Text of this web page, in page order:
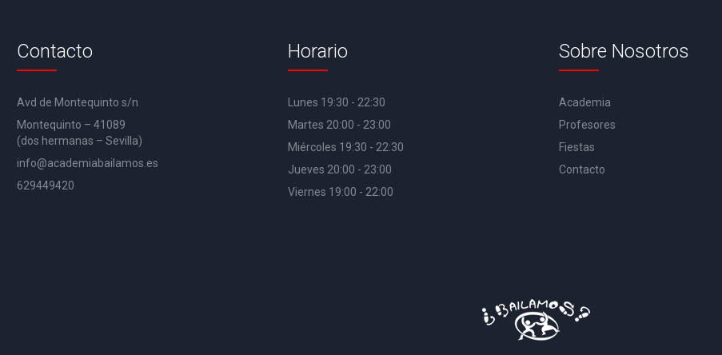
Contacto
Avd de Montequinto s/n
Montequinto – 41089
(dos hermanas – Sevilla)
info@academiabailamos.es
629449420
Horario
Lunes 19:30 - 22:30
Martes 20:00 - 23:00
Miércoles 19:30 - 22:30
Jueves 20:00 - 23:00
Viernes 19:00 - 22:00
Sobre Nosotros
Academia
Profesores
Fiestas
Contacto